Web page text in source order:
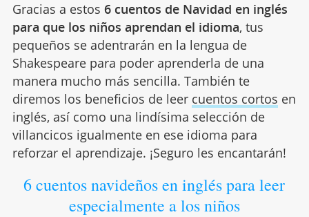
Gracias a estos 6 cuentos de Navidad en inglés
para que los niños aprendan el idioma, tus
pequeños se adentrarán en la lengua de
Shakespeare para poder aprenderla de una
manera mucho más sencilla. También te
diremos los beneficios de leer cuentos cortos en
inglés, así como una lindísima selección de
villancicos igualmente en ese idioma para
reforzar el aprendizaje. ¡Seguro les encantarán!
6 cuentos navideños en inglés para leer
especialmente a los niños